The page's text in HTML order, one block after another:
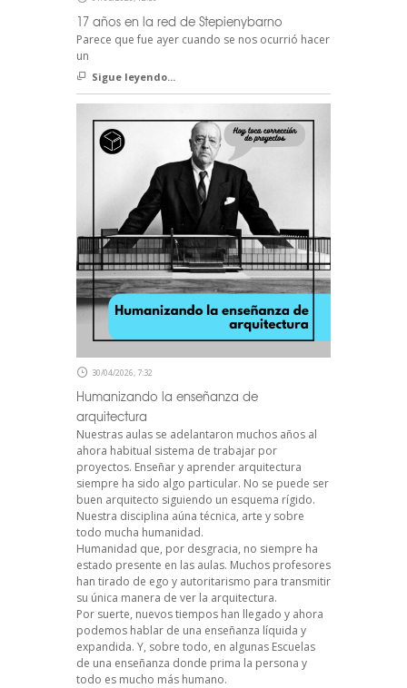
17 años en la red de Stepienybarno
Parece que fue ayer cuando se nos ocurrió hacer
un
Sigue leyendo...
30/04/2026, 7:32
Humanizando la enseñanza de
arquitectura
Nuestras aulas se adelantaron muchos años al
ahora habitual sistema de trabajar por
proyectos. Enseñar y aprender arquitectura
siempre ha sido algo particular. No se puede ser
buen arquitecto siguiendo un esquema rígido.
Nuestra disciplina aúna técnica, arte y sobre
todo mucha humanidad.
Humanidad que, por desgracia, no siempre ha
estado presente en las aulas. Muchos profesores
han tirado de ego y autoritarismo para transmitir
su única manera de ver la arquitectura.
Por suerte, nuevos tiempos han llegado y ahora
podemos hablar de una enseñanza líquida y
expandida. Y, sobre todo, en algunas Escuelas
de una enseñanza donde prima la persona y
todo es mucho más humano.